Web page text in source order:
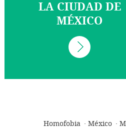
LA CIUDAD DE
MÉXICO
Homofobia México